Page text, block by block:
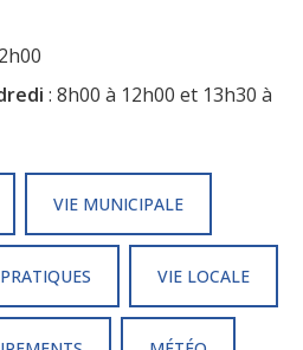
: 8h00 à 12h00 et 13h30 à
VIE MUNICIPALE
VIE LOCALE